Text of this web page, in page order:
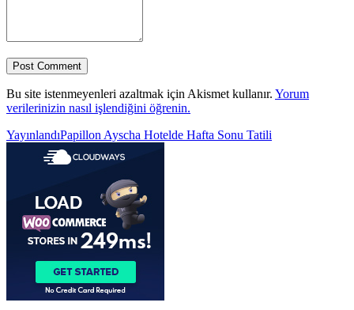
Bu site istenmeyenleri azaltmak için Akismet kullanır. Yorum
verilerinizin nasıl işlendiğini öğrenin.
Yazı
gezinmesi
YayınlandıPapillon Ayscha Hotelde Hafta Sonu Tatili